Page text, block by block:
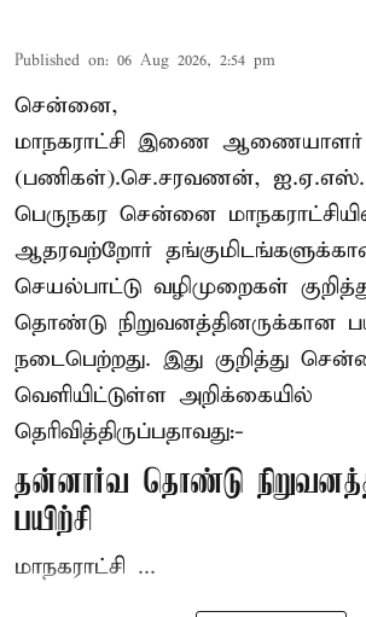
Published on: 06 Aug 2026, 2:54 pm
சென்னை,
மாநகராட்சி இணை ஆணையாளர்
(பணிகள்).செ.சரவணன்,
பெருநகர சென்னை
ஆதரவற்றோர்
செயல்பாட்டு வழிமுறைகள்
தொண்டு நிறுவனத்தினருக்கான
நடைபெற்றது. இது குறித்து
வெளியிட்டுள்ள அறிக்கையில்
தெரிவித்திருப்பதாவது:-
தன்னார்வ தொண்டு
பயிற்சி
மாநகராட்சி ...